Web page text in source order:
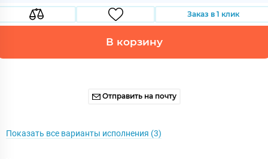
Заказ в 1 клик
В корзину
Отправить на почту
Показать все варианты исполнения (3)